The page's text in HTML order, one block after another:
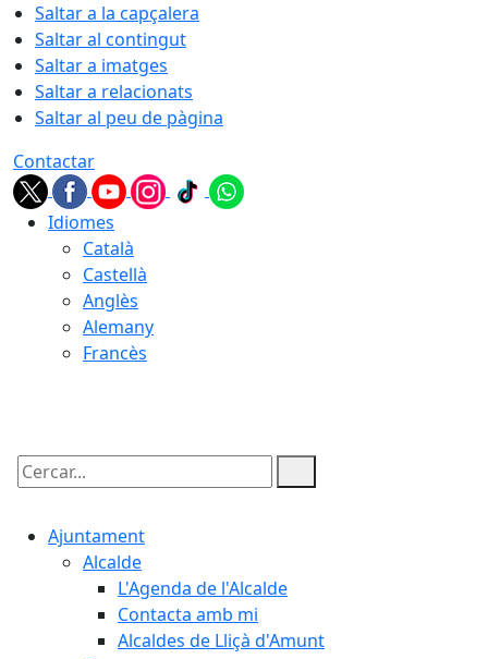
Saltar a la capçalera
Saltar al contingut
Saltar a imatges
Saltar a relacionats
Saltar al peu de pàgina
Contactar
Idiomes
Català
Castellà
Anglès
Alemany
Francès
Cercar:
Ajuntament
Alcalde
L'Agenda de l'Alcalde
Contacta amb mi
Alcaldes de Lliçà d'Amunt